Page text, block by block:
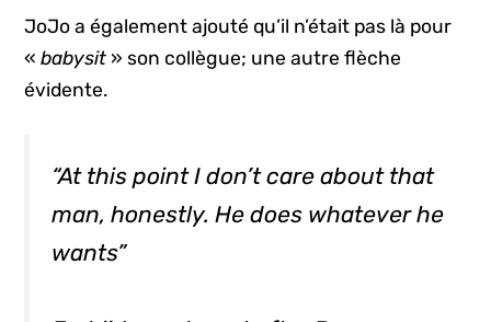
JoJo a également ajouté qu’il n’était pas là pour
«babysit » son collègue; une autre flèche
évidente.
“At this point I don’t care about that
man, honestly. He does whatever he
wants”